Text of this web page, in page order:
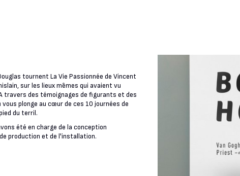
tournent La Vie Passionnée de Vincent
sur les lieux mêmes qui avaient vu
travers des témoignages de figurants et des
plonge au cœur de ces 10 journées de
du terril.
été en charge de la conception
production et de l'installation.